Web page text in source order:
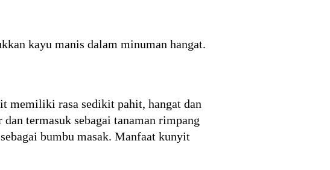
kayu manis dalam minuman hangat.
memiliki rasa sedikit pahit, hangat dan
termasuk sebagai tanaman rimpang
bumbu masak. Manfaat kunyit